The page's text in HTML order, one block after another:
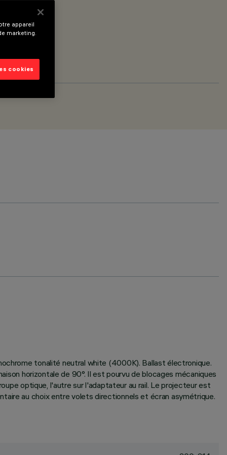
tonalité neutral white (4000K). Ballast électronique.
horizontale de 90°. Il est pourvu de blocages mécaniques
optique, l'autre sur l'adaptateur au rail. Le projecteur est
au choix entre volets directionnels et écran asymétrique.
appareil
marketing.
cookies